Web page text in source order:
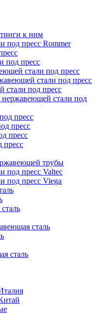
к ним
под пресс Rommer
под пресс
стали под пресс
стали под пресс
стали под пресс
нержавеющей стали под
пресс
пресс
пресс
пресс
трубы
под пресс Valtec
под пресс Viega
сталь
сталь